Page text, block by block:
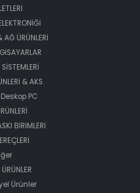
AĞ ÜRÜNLERİ
& AKS.
PC
BİRİMLERİ
Ürünler